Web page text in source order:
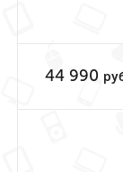
44 990